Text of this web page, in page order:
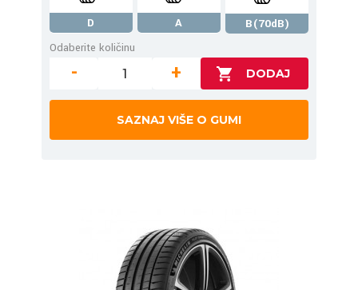
D A
B(70dB)
Odaberite količinu
- +
SAZNAJ VIŠE O GUMI